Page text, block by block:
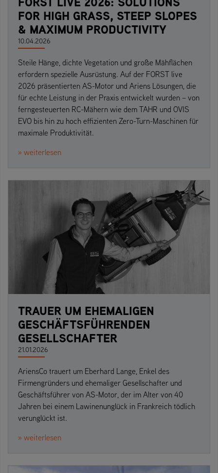
FOR HIGH GRASS, STEEP SLOPES
& MAXIMUM PRODUCTIVITY
10.04.2026
Steile Hänge, dichte Vegetation und große Mähflächen
erfordern spezielle Ausrüstung. Auf der FORST live
2026 präsentierten AS-Motor und Ariens Lösungen, die
für echte Leistung in der Praxis entwickelt wurden – von
ferngesteuerten RC-Mähern wie dem TAHR und OVIS
EVO bis hin zu hoch effizienten Zero-Turn-Maschinen für
maximale Produktivität.
» weiterlesen
TRAUER UM EHEMALIGEN
GESCHÄFTSFÜHRENDEN
GESELLSCHAFTER
21.01.2026
AriensCo trauert um Eberhard Lange, Enkel des
Firmengründers und ehemaliger Gesellschafter und
Geschäftsführer von AS-Motor, der im Alter von 40
Jahren bei einem Lawinenunglück in Frankreich tödlich
verunglückt ist.
» weiterlesen